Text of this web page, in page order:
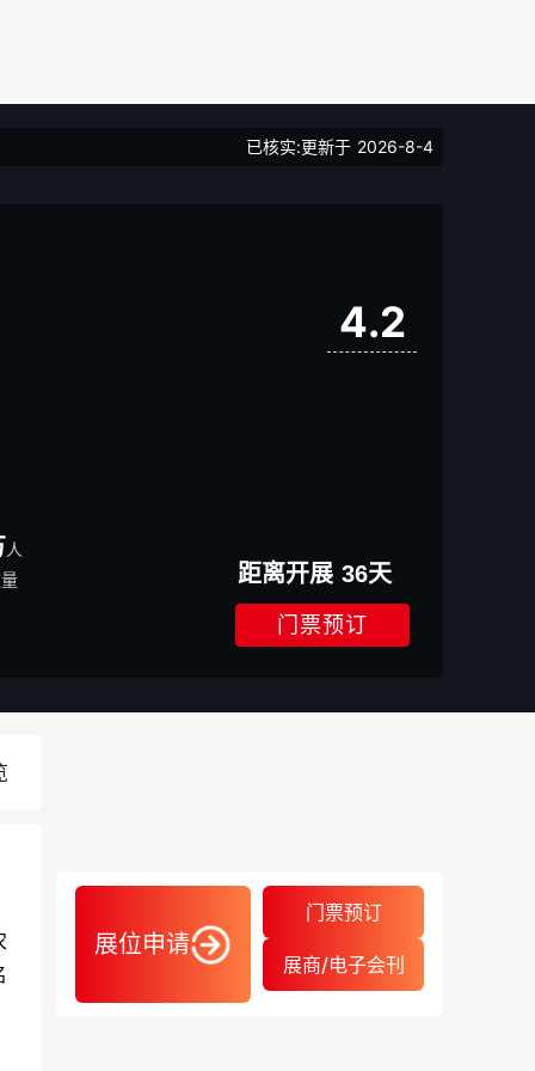
已核实:更新于 2026-8-4
人
4.2
距离开展 36天
门票预订
展位申请
门票预订
展商/电子会刊